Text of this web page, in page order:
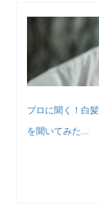
プロに聞く！白
を聞いてみた...